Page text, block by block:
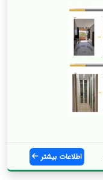
اطلاعات بیشتر